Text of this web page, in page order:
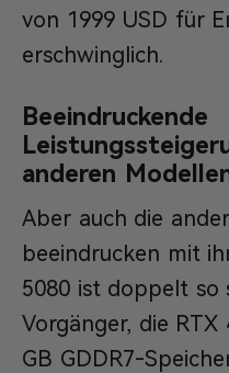
von 1999 USD für
erschwinglich.
Beeindruckende
anderen
Aber auch die
beeindrucken mit
5080 ist doppelt so
Vorgänger, die
GB GDDR7-